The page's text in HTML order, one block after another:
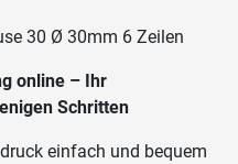
30 Ø 30mm 6 Zeilen
online – Ihr
Schritten
einfach und bequem